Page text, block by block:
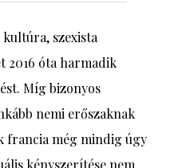
szexista
2016 óta harmadik
Míg bizonyos
nemi erőszaknak
francia még mindig úgy
kényszerítése nem